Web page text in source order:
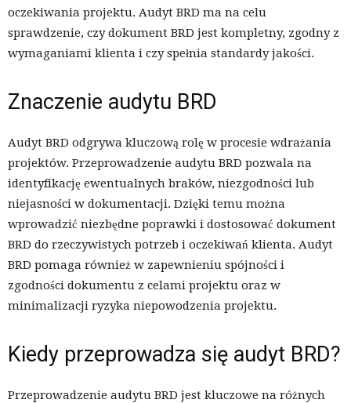
oczekiwania projektu. Audyt BRD ma na celu
sprawdzenie, czy dokument BRD jest kompletny, zgodny z
wymaganiami klienta i czy spełnia standardy jakości.
Znaczenie audytu BRD
Audyt BRD odgrywa kluczową rolę w procesie wdrażania
projektów. Przeprowadzenie audytu BRD pozwala na
identyfikację ewentualnych braków, niezgodności lub
niejasności w dokumentacji. Dzięki temu można
wprowadzić niezbędne poprawki i dostosować dokument
BRD do rzeczywistych potrzeb i oczekiwań klienta. Audyt
BRD pomaga również w zapewnieniu spójności i
zgodności dokumentu z celami projektu oraz w
minimalizacji ryzyka niepowodzenia projektu.
Kiedy przeprowadza się audyt BRD?
Przeprowadzenie audytu BRD jest kluczowe na różnych